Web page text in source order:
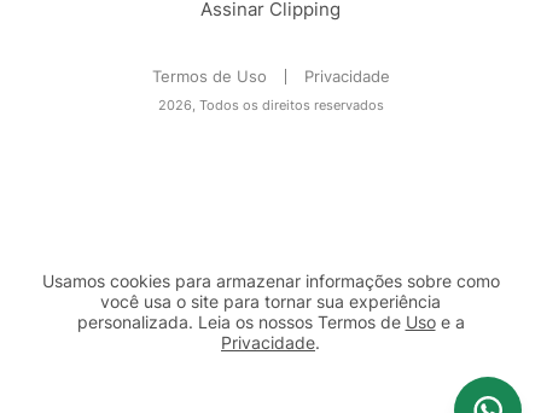
Assinar Clipping
Termos de Uso Privacidade
2026, Todos os direitos reservados
Usamos cookies para armazenar informações sobre como
você usa o site para tornar sua experiência
personalizada. Leia os nossos Termos de Usoe a
Privacidade.